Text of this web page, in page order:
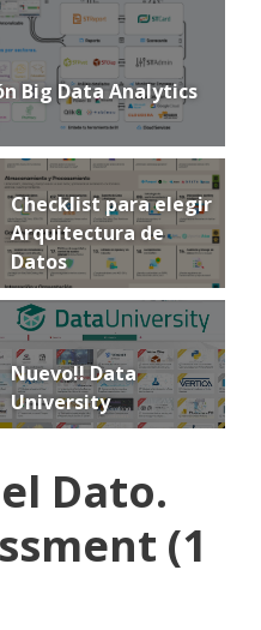
Big Data Analytics
Checklist para elegir
Arquitectura de
Datos
Nuevo!! Data
University
Dato.
(1